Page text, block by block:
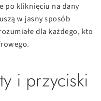
po kliknięciu na dany
w jasny sposób
dla każdego, kto
i przyciski